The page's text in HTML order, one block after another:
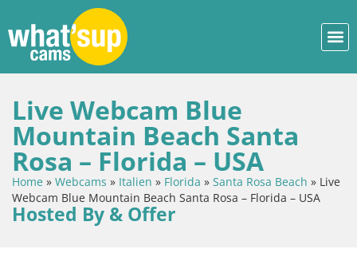
Live Webcam Blue
Mountain Beach Santa
Rosa – Florida – USA
Home » Webcams » Italien » Florida » Santa Rosa Beach » Live
Webcam Blue Mountain Beach Santa Rosa – Florida – USA
Hosted By & Offer